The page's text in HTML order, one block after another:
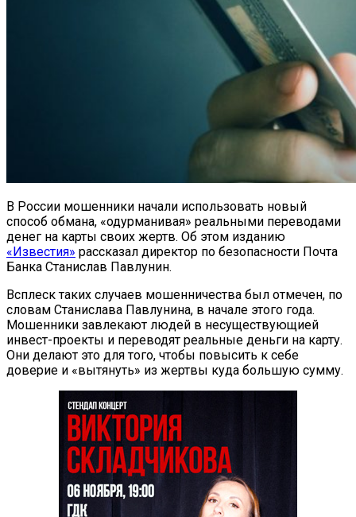
В России мошенники начали использовать новый
способ обмана, «одурманивая» реальными переводами
денег на карты своих жертв. Об этом изданию
«Известия» рассказал директор по безопасности Почта
Банка Станислав Павлунин.
Всплеск таких случаев мошенничества был отмечен, по
словам Станислава Павлунина, в начале этого года.
Мошенники завлекают людей в несуществующией
инвест-проекты и переводят реальные деньги на карту.
Они делают это для того, чтобы повысить к себе
доверие и «вытянуть» из жертвы куда большую сумму.